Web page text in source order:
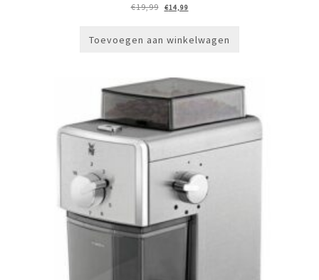
€19,99
Oorspronkelijke
prijs
€14,99Huidige
prijs
Toevoegen aan winkelwagen